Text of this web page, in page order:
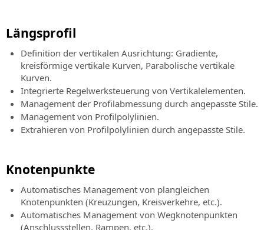
Längsprofil
Definition der vertikalen Ausrichtung: Gradiente,
kreisförmige vertikale Kurven, Parabolische vertikale
Kurven.
Integrierte Regelwerksteuerung von Vertikalelementen.
Management der Profilabmessung durch angepasste Stile.
Management von Profilpolylinien.
Extrahieren von Profilpolylinien durch angepasste Stile.
Knotenpunkte
Automatisches Management von plangleichen
Knotenpunkten (Kreuzungen, Kreisverkehre, etc.).
Automatisches Management von Wegknotenpunkten
(Anschlussstellen, Rampen, etc.).